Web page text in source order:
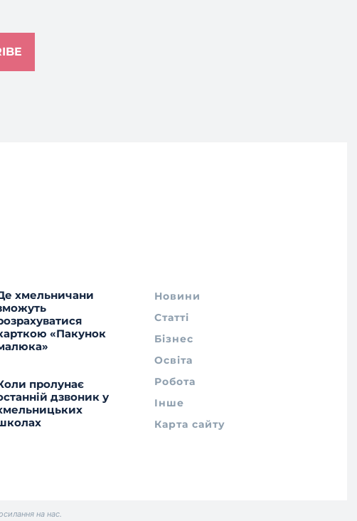
хмельничани
«Пакунок
пролунає
дзвоник у
Новини
Статті
Бізнес
Освіта
Робота
Інше
Карта сайту
на нас.